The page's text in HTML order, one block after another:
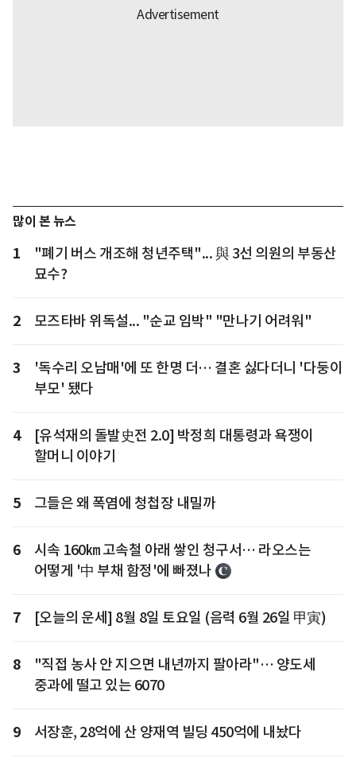
많이 본 뉴스
1
"폐기 버스 개조해 청년주택"... 與 3선 의원의 부동산
묘수?
2 모즈타바 위독설... "순교 임박" "만나기 어려워"
3
'독수리 오남매'에 또 한명 더… 결혼 싫다더니 '다둥이
부모' 됐다
4
[유석재의 돌발史전 2.0] 박정희 대통령과 욕쟁이
할머니 이야기
5 그들은 왜 폭염에 청첩장 내밀까
6
시속 160㎞ 고속철 아래 쌓인 청구서… 라오스는
어떻게 '中 부채 함정'에 빠졌나
7 [오늘의 운세] 8월 8일 토요일 (음력 6월 26일 甲寅)
8
"직접 농사 안 지으면 내년까지 팔아라"… 양도세
중과에 떨고 있는 6070
9 서장훈, 28억에 산 양재역 빌딩 450억에 내놨다